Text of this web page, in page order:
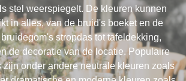
stel weerspiegelt. De kleuren kunnen
in alles, van de bruid's boeket en de
stropdas tot tafeldekking,
de decoratie van de locatie. Populaire
zijn onder andere neutrale kleuren zoals